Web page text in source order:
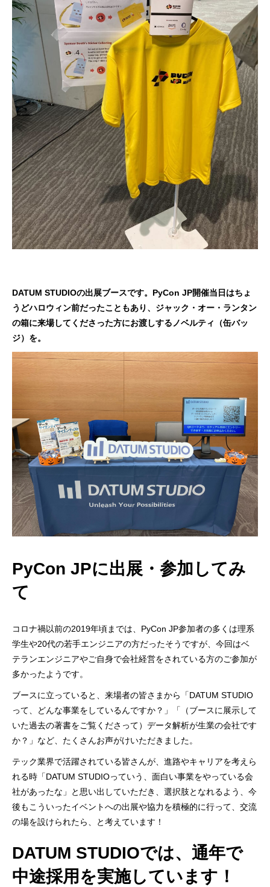
DATUM STUDIOの出展ブースです。PyCon JP開催当日はちょ
うどハロウィン前だったこともあり、ジャック・オー・ランタン
の箱に来場してくださった方にお渡しするノベルティ（缶バッ
ジ）を。
PyCon JPに出展・参加してみ
て
コロナ禍以前の2019年頃までは、PyCon JP参加者の多くは理系
学生や20代の若手エンジニアの方だったそうですが、今回はベ
テランエンジニアやご自身で会社経営をされている方のご参加が
多かったようです。
ブースに立っていると、来場者の皆さまから「DATUM STUDIO
って、どんな事業をしているんですか？」「（ブースに展示して
いた過去の著書をご覧くださって）データ解析が生業の会社です
か？」など、たくさんお声がけいただきました。
テック業界で活躍されている皆さんが、進路やキャリアを考えら
れる時「DATUM STUDIOっていう、面白い事業をやっている会
社があったな」と思い出していただき、選択肢となれるよう、今
後もこういったイベントへの出展や協力を積極的に行って、交流
の場を設けられたら、と考えています！
DATUM STUDIOでは、通年で
中途採用を実施しています！